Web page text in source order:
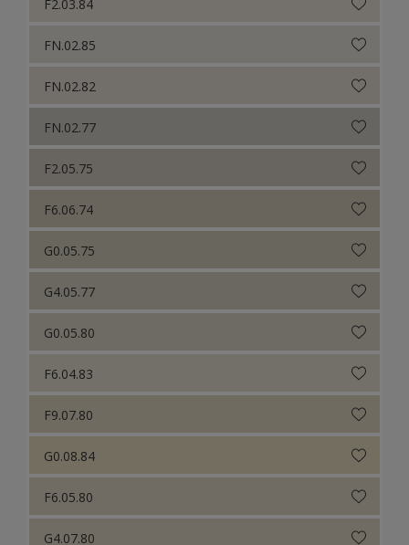
FN.02.85
FN.02.82
FN.02.77
F2.05.75
F6.06.74
G0.05.75
G4.05.77
G0.05.80
F6.04.83
F9.07.80
G0.08.84
F6.05.80
G4.07.80